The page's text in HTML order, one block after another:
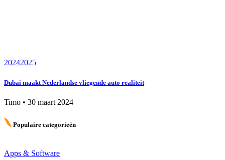
20242025
Dubai maakt Nederlandse vliegende auto realiteit
Timo • 30 maart 2024
Populaire categorieën
Apps & Software